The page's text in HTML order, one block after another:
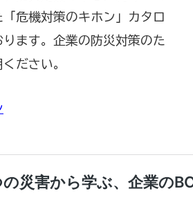
危機対策のキホン」カタロ
ます。企業の防災対策のた
ださい。